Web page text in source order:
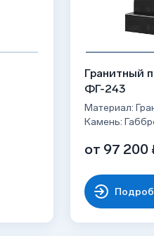
Гранитный
ФГ-243
Материал:
Камень:
от 97 200